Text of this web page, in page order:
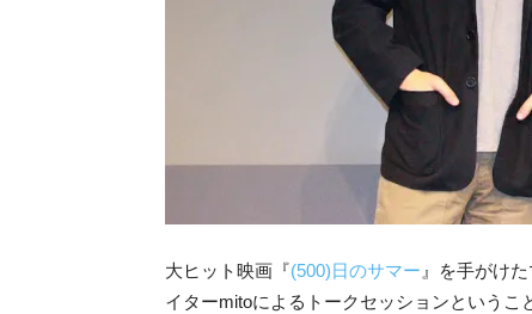
大ヒット映画『(500)日のサマー 』を手がけ
イターmitoによるトークセッションという